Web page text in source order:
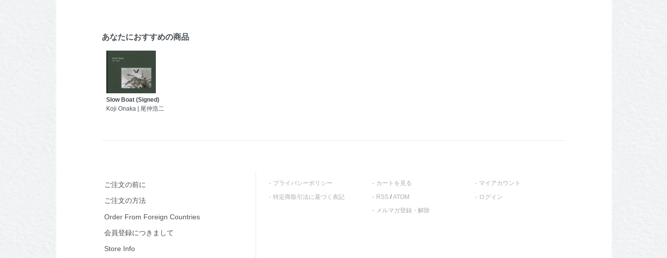
あなたにおすすめの商品
Slow Boat (Signed)
Koji Onaka | 尾仲浩二
ご注文の前に
ご注文の方法
Order From Foreign Countries
会員登録につきまして
Store Info
プライバシーポリシー
特定商取引法に基づく表記
カートを見る
RSS/ATOM
メルマガ登録・解除
マイアカウント
ログイン